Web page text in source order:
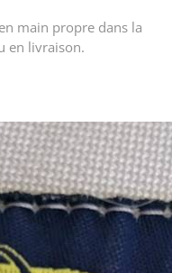
main propre dans la
en livraison.